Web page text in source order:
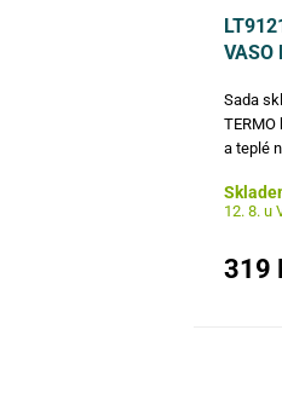
VASO
Sada
a teplé
dobře
Silné
12. 8. u
319